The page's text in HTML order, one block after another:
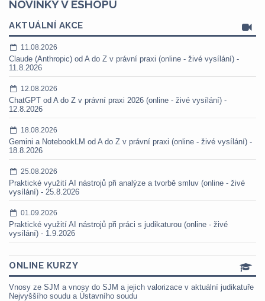
NOVINKY V ESHOPU
AKTUÁLNÍ AKCE
11.08.2026
Claude (Anthropic) od A do Z v právní praxi (online - živé vysílání) -
11.8.2026
12.08.2026
ChatGPT od A do Z v právní praxi 2026 (online - živé vysílání) -
12.8.2026
18.08.2026
Gemini a NotebookLM od A do Z v právní praxi (online - živé vysílání) -
18.8.2026
25.08.2026
Praktické využití AI nástrojů při analýze a tvorbě smluv (online - živé
vysílání) - 25.8.2026
01.09.2026
Praktické využití AI nástrojů při práci s judikaturou (online - živé
vysílání) - 1.9.2026
ONLINE KURZY
Vnosy ze SJM a vnosy do SJM a jejich valorizace v aktuální judikatuře
Nejvyššího soudu a Ústavního soudu